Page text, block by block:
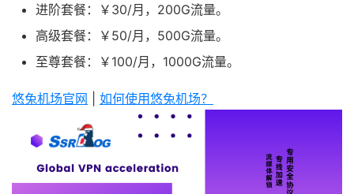
进阶套餐：￥30/月，200G流量。
高级套餐：￥50/月，500G流量。
至尊套餐：￥100/月，1000G流量。
悠兔机场官网 如何使用悠兔机场？